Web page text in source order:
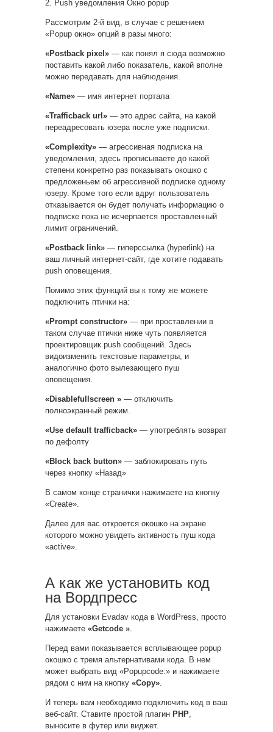
2. Push уведомления Окно popup
Рассмотрим 2-й вид, в случае с решением
«Popup окно» опций в разы много:
«Postback pixel» — как понял я сюда возможно
поставить какой либо показатель, какой вполне
можно передавать для наблюдения.
«Name» — имя интернет портала
«Trafficback url» — это адрес сайта, на какой
переадресовать юзера после уже подписки.
«Complexity» — агрессивная подписка на
уведомления, здесь прописываете до какой
степени конкретно раз показывать окошко с
предложеньем об агрессивной подписке одному
юзеру. Кроме того если вдруг пользователь
отказывается он будет получать информацию о
подписке пока не исчерпается проставленный
лимит ограничений.
«Postback link» — гиперссылка (hyperlink) на
ваш личный интернет-сайт, где хотите подавать
push оповещения.
Помимо этих функций вы к тому же можете
подключить птички на:
«Prompt constructor» — при проставлении в
таком случае птички ниже чуть появляется
проектировщик push сообщений. Здесь
видоизменить текстовые параметры, и
аналогично фото вылезающего пуш
оповещения.
«Disablefullscreen » — отключить
полноэкранный режим.
«Use default trafficback» — употреблять возврат
по дефолту
«Block back button» — заблокировать путь
через кнопку «Назад»
В самом конце странички нажимаете на кнопку
«Create».
Далее для вас откроется окошко на экране
которого можно увидеть активность пуш кода
«active».
А как же установить код
на Вордпресс
Для установки Evadav кода в WordPress, просто
нажимаете «Getcode ».
Перед вами показывается всплывающее popup
окошко с тремя альтернативами кода. В нем
может выбрать вид «Popupcode:» и нажимаете
рядом с ним на кнопку «Copy».
И теперь вам необходимо подключить код в ваш
веб-сайт. Ставите простой плагин PHP,
выносите в футер или виджет.